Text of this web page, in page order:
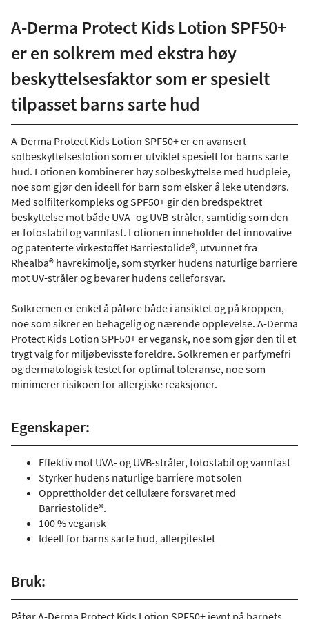
A-Derma Protect Kids Lotion SPF50+
er en solkrem med ekstra høy
beskyttelsesfaktor som er spesielt
tilpasset barns sarte hud
A-Derma Protect Kids Lotion SPF50+ er en avansert
solbeskyttelseslotion som er utviklet spesielt for barns sarte
hud. Lotionen kombinerer høy solbeskyttelse med hudpleie,
noe som gjør den ideell for barn som elsker å leke utendørs.
Med solfilterkompleks og SPF50+ gir den bredspektret
beskyttelse mot både UVA- og UVB-stråler, samtidig som den
er fotostabil og vannfast. Lotionen inneholder det innovative
og patenterte virkestoffet Barriestolide®, utvunnet fra
Rhealba® havrekimolje, som styrker hudens naturlige barriere
mot UV-stråler og bevarer hudens celleforsvar.
Solkremen er enkel å påføre både i ansiktet og på kroppen,
noe som sikrer en behagelig og nærende opplevelse. A-Derma
Protect Kids Lotion SPF50+ er vegansk, noe som gjør den til et
trygt valg for miljøbevisste foreldre. Solkremen er parfymefri
og dermatologisk testet for optimal toleranse, noe som
minimerer risikoen for allergiske reaksjoner.
Egenskaper:
Effektiv mot UVA- og UVB-stråler, fotostabil og vannfast
Styrker hudens naturlige barriere mot solen
Opprettholder det cellulære forsvaret med
Barriestolide®.
100 % vegansk
Ideell for barns sarte hud, allergitestet
Bruk:
Påfør A-Derma Protect Kids Lotion SPF50+ jevnt på barnets